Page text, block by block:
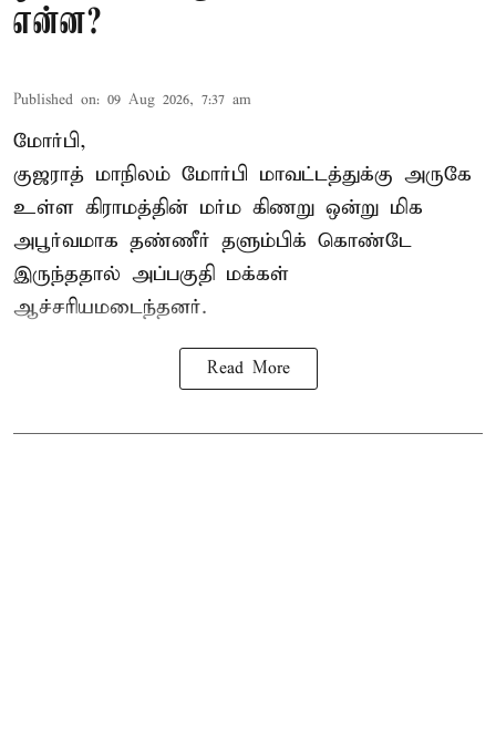
என்ன?
Published on: 09 Aug 2026, 7:37 am
மோர்பி,
குஜராத் மாநிலம் மோர்பி மாவட்டத்துக்கு அருகே
உள்ள கிராமத்தின் மர்ம கிணறு ஒன்று மிக
அபூர்வமாக தண்ணீர் தளும்பிக் கொண்டே
இருந்ததால் அப்பகுதி மக்கள்
ஆச்சரியமடைந்தனர்.
Read More